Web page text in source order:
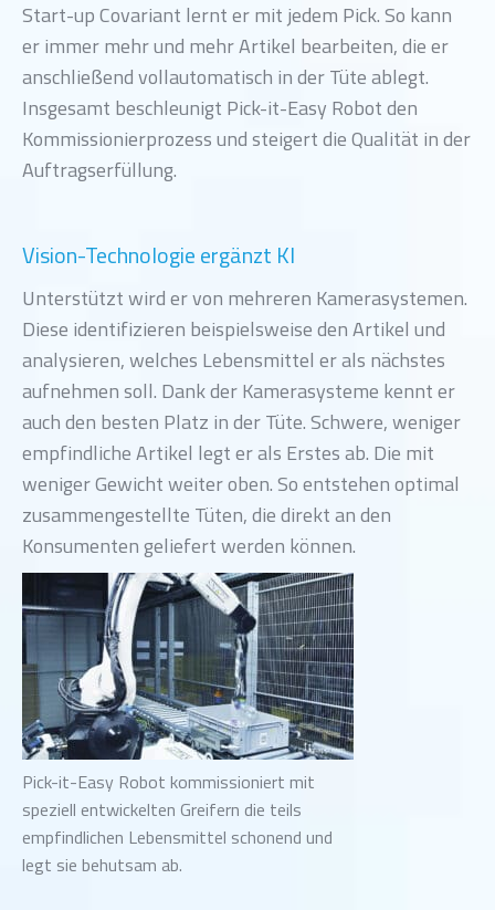
Start-up Covariant lernt er mit jedem Pick. So kann
er immer mehr und mehr Artikel bearbeiten, die er
anschließend vollautomatisch in der Tüte ablegt.
Insgesamt beschleunigt Pick-it-Easy Robot den
Kommissionierprozess und steigert die Qualität in der
Auftragserfüllung.
Vision-Technologie ergänzt KI
Unterstützt wird er von mehreren Kamerasystemen.
Diese identifizieren beispielsweise den Artikel und
analysieren, welches Lebensmittel er als nächstes
aufnehmen soll. Dank der Kamerasysteme kennt er
auch den besten Platz in der Tüte. Schwere, weniger
empfindliche Artikel legt er als Erstes ab. Die mit
weniger Gewicht weiter oben. So entstehen optimal
zusammengestellte Tüten, die direkt an den
Konsumenten geliefert werden können.
Pick-it-Easy Robot kommissioniert mit
speziell entwickelten Greifern die teils
empfindlichen Lebensmittel schonend und
legt sie behutsam ab.